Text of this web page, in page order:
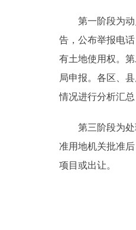
第一阶段为动员
告，公布举报电
有土地使用权。
局申报。各区、
情况进行分析汇
第三阶段为处理
准用地机关批准
项目或出让。